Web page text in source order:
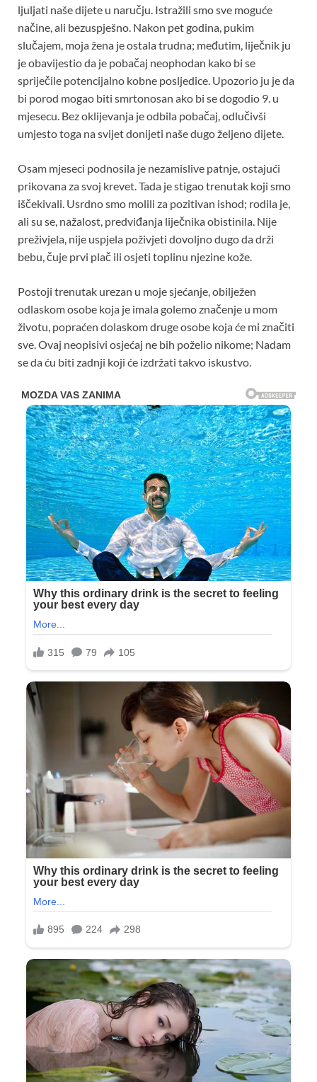
ljuljati naše dijete u naručju. Istražili smo sve moguće
načine, ali bezuspješno. Nakon pet godina, pukim
slučajem, moja žena je ostala trudna; međutim, liječnik ju
je obavijestio da je pobačaj neophodan kako bi se
spriječile potencijalno kobne posljedice. Upozorio ju je da
bi porod mogao biti smrtonosan ako bi se dogodio 9. u
mjesecu. Bez oklijevanja je odbila pobačaj, odlučivši
umjesto toga na svijet donijeti naše dugo željeno dijete.
Osam mjeseci podnosila je nezamislive patnje, ostajući
prikovana za svoj krevet. Tada je stigao trenutak koji smo
iščekivali. Usrdno smo molili za pozitivan ishod; rodila je,
ali su se, nažalost, predviđanja liječnika obistinila. Nije
preživjela, nije uspjela poživjeti dovoljno dugo da drži
bebu, čuje prvi plač ili osjeti toplinu njezine kože.
Postoji trenutak urezan u moje sjećanje, obilježen
odlaskom osobe koja je imala golemo značenje u mom
životu, popraćen dolaskom druge osobe koja će mi značiti
sve. Ovaj neopisivi osjećaj ne bih poželio nikome; Nadam
se da ću biti zadnji koji će izdržati takvo iskustvo.